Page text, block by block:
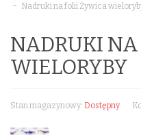
Nadruki na folii Żywica
NADRUKI
WIELORYBY
Stan magazynowy: Dostępny